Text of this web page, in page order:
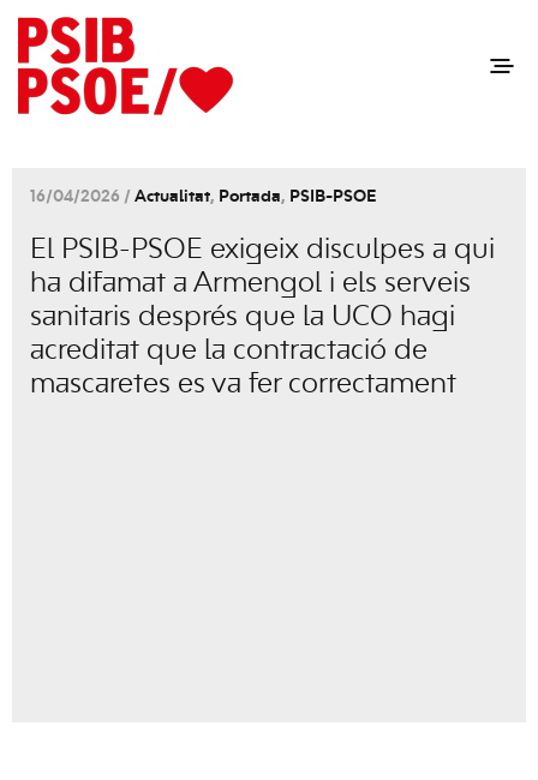
16/04/2026 / Actualitat, Portada, PSIB-PSOE
El PSIB-PSOE exigeix disculpes a qui
ha difamat a Armengol i els serveis
sanitaris després que la UCO hagi
acreditat que la contractació de
mascaretes es va fer correctament